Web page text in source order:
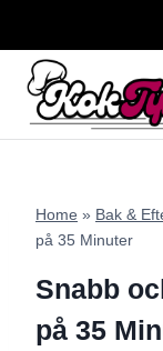
content
Home » Bak &
på 35 Minuter
Snabb
på 35